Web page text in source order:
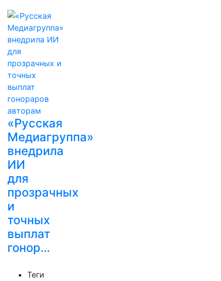
«Русская
Медиагруппа»
внедрила
ИИ
для
прозрачных
и
точных
выплат
гонор…
Теги